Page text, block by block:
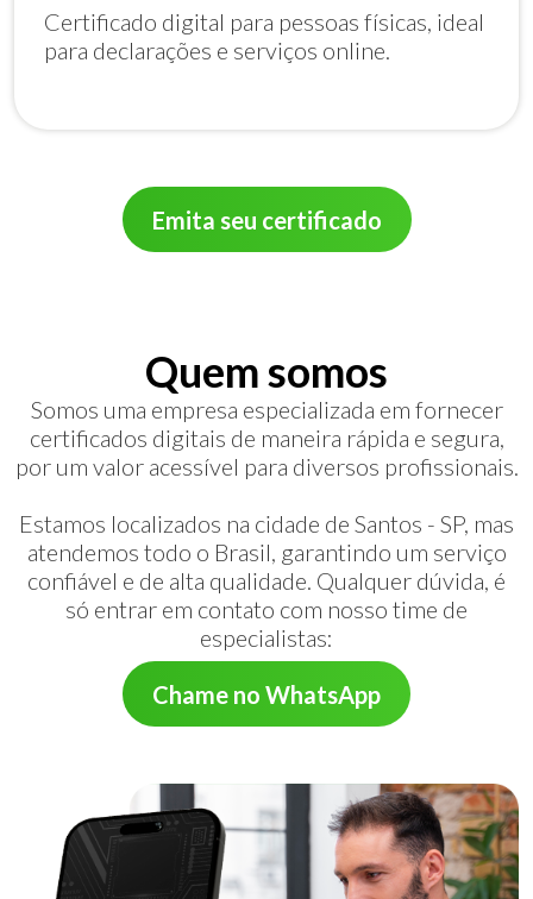
Certificado digital para pessoas físicas, ideal
para declarações e serviços online.
Emita seu certificado
Quem somos
Somos uma empresa especializada em fornecer
certificados digitais de maneira rápida e segura,
por um valor acessível para diversos profissionais.
Estamos localizados na cidade de Santos - SP, mas
atendemos todo o Brasil, garantindo um serviço
confiável e de alta qualidade. Qualquer dúvida, é
só entrar em contato com nosso time de
especialistas:
Chame no WhatsApp